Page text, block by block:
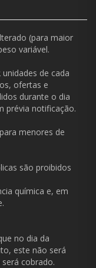
(para maior
variável.
de cada
ofertas e
durante o dia
prévia notificação.
menores de
são proibidos
química e, em
no dia da
este não será
cobrado.